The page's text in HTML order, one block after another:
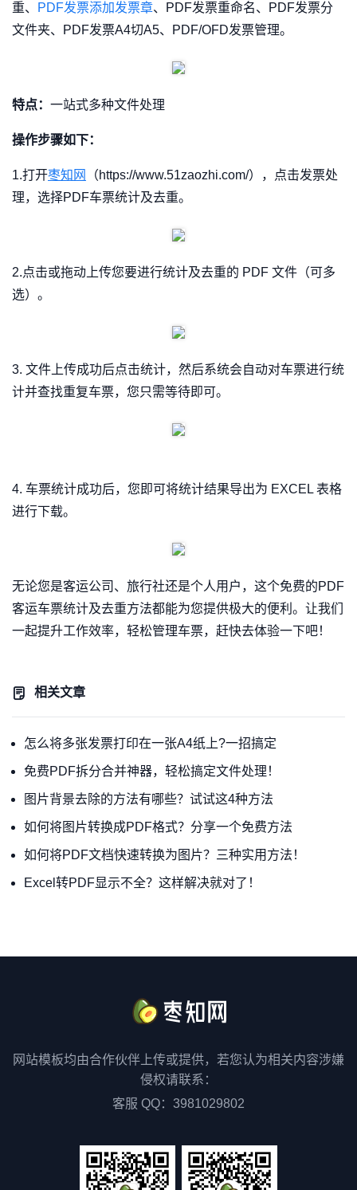
重、
PDF发票添加发票章、PDF发票重命名、PDF发票分
文件夹、PDF发票A4切A5、PDF/OFD发票管理。
特点： 一站式多种文件处理
操作步骤如下：
1.打开枣知网
（https://www.51zaozhi.com/），点击发票处
理，选择PDF车票统计及去重。
2.点击或拖动上传您要进行统计及去重的 PDF 文件（可多
选）。
3. 文件上传成功后点击统计，然后系统会自动对车票进行统
计并查找重复车票，您只需等待即可。
4. 车票统计成功后，您即可将统计结果导出为 EXCEL 表格
进行下载。
无论您是客运公司、旅行社还是个人用户，这个免费的PDF
客运车票统计及去重方法都能为您提供极大的便利。让我们
一起提升工作效率，轻松管理车票，赶快去体验一下吧！
相关文章
怎么将多张发票打印在一张A4纸上?一招搞定
免费PDF拆分合并神器，轻松搞定文件处理！
图片背景去除的方法有哪些？试试这4种方法
如何将图片转换成PDF格式？分享一个免费方法
如何将PDF文档快速转换为图片？三种实用方法！
Excel转PDF显示不全？这样解决就对了！
网站模板均由合作伙伴上传或提供，若您认为相关内容涉嫌
侵权请联系：
客服 QQ：3981029802